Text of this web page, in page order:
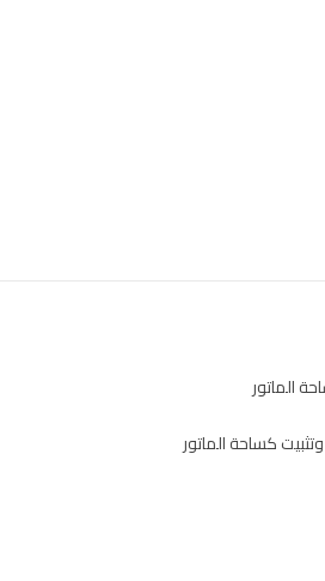
الماتور
كساحة الماتور